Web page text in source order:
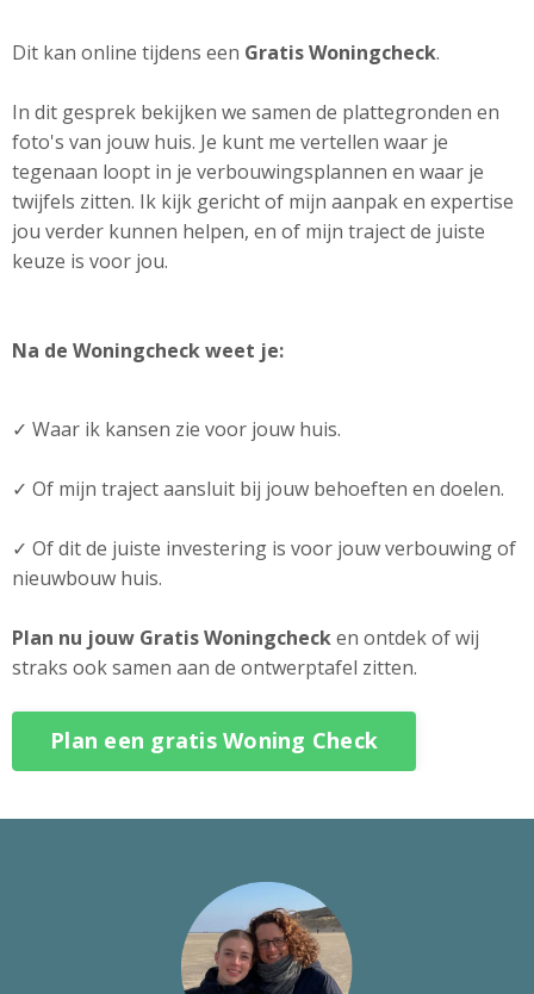
Dit kan online tijdens een Gratis Woningcheck.
In dit gesprek bekijken we samen de plattegronden en
foto's van jouw huis. Je kunt me vertellen waar je
tegenaan loopt in je verbouwingsplannen en waar je
twijfels zitten. Ik kijk gericht of mijn aanpak en expertise
jou verder kunnen helpen, en of mijn traject de juiste
keuze is voor jou.
Na de Woningcheck weet je:
✓ Waar ik kansen zie voor jouw huis.
✓ Of mijn traject aansluit bij jouw behoeften en doelen.
✓ Of dit de juiste investering is voor jouw verbouwing of
nieuwbouw huis.
Plan nu jouw Gratis Woningchecken ontdek of wij
straks ook samen aan de ontwerptafel zitten.
Plan een gratis Woning Check